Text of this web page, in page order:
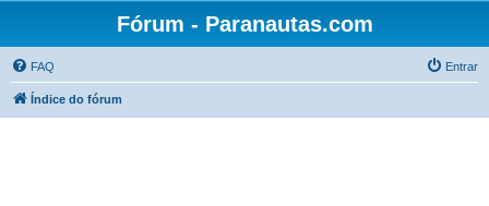
Fórum - Paranautas.com
FAQ Entrar
Índice do fórum